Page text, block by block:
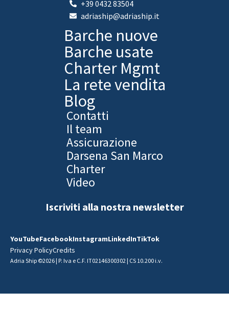
+39 0432 83504
adriaship@adriaship.it
Barche nuove
Barche usate
Charter Mgmt
La rete vendita
Blog
Contatti
Il team
Assicurazione
Darsena San Marco
Charter
Video
Iscriviti alla nostra newsletter
Adria Ship ©2026 | P. Iva e C.F. IT02146300302 | CS 10.200 i.v.
Privacy PolicyCredits
YouTubeFacebookInstagramLinkedInTikTok